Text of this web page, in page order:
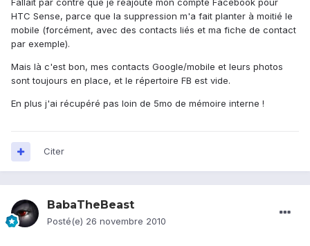
Fallait par contre que je réajoute mon compte Facebook pour
HTC Sense, parce que la suppression m'a fait planter à moitié le
mobile (forcément, avec des contacts liés et ma fiche de contact
par exemple).
Mais là c'est bon, mes contacts Google/mobile et leurs photos
sont toujours en place, et le répertoire FB est vide.
En plus j'ai récupéré pas loin de 5mo de mémoire interne !
Citer
BabaTheBeast
Posté(e) 26 novembre 2010